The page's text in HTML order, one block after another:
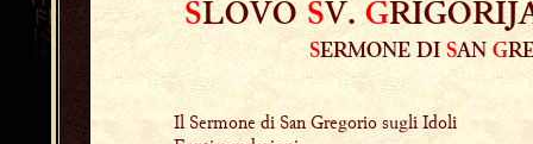
SLOVOSV.G
SERMONE DI SANG
Il Sermone di San Gregorio sugli Idoli